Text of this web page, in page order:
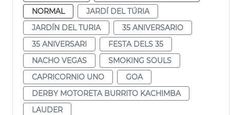
NORMAL
JARDÍ DEL TÚRIA
JARDÍN DEL TURIA
35 ANIVERSARIO
35 ANIVERSARI
FESTA DELS 35
NACHO VEGAS
SMOKING SOULS
CAPRICORNIO UNO
GOA
DERBY MOTORETA BURRITO KACHIMBA
LAUDER